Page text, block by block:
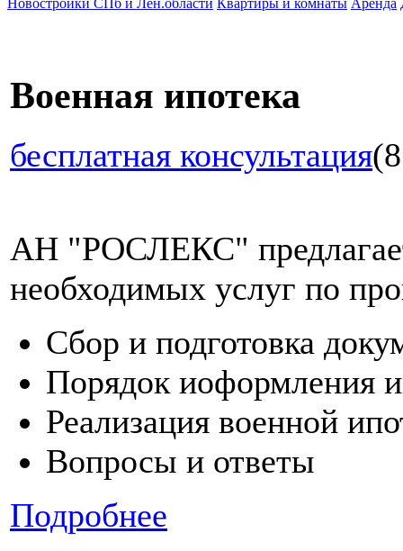
Военная ипотека
бесплатная консультация
АН "РОСЛЕКС"
необходимых услуг по
Сбор и подготовка
Порядок иоформления
Реализация военной
Вопросы и ответы
Подробнее